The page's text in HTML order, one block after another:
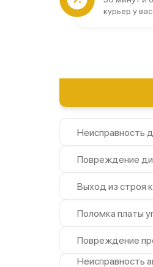
курьер у вас.
Неисправность
Повреждение
Выход из строя
Поломка платы
Повреждение
Неисправность